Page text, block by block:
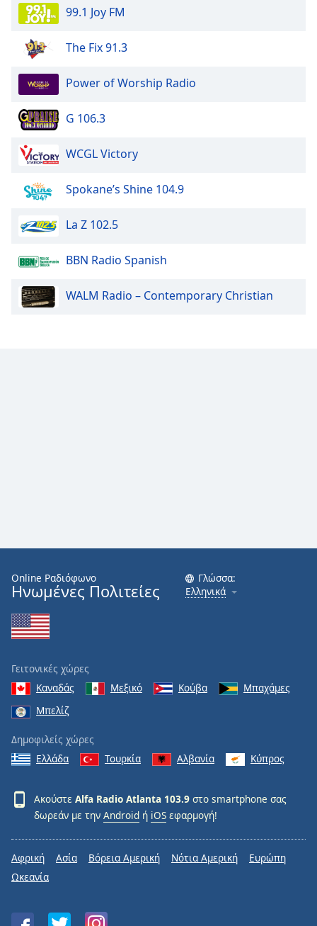
99.1 Joy FM
The Fix 91.3
Power of Worship Radio
G 106.3
WCGL Victory
Spokane’s Shine 104.9
La Z 102.5
BBN Radio Spanish
WALM Radio – Contemporary Christian
Online Ραδιόφωνο
Ηνωμένες Πολιτείες
Γλώσσα:
Ελληνικά
Γειτονικές χώρες
Καναδάς
Μεξικό Κούβα
Μπαχάμες
Μπελίζ
Δημοφιλείς χώρες
Ελλάδα
Τουρκία Αλβανία Κύπρος
Ακούστε Alfa Radio Atlanta 103.9 στο smartphone σας
δωρεάν με την Android ή iOS εφαρμογή!
Αφρική Ασία Βόρεια Αμερική Νότια Αμερική
Ευρώπη
Ωκεανία